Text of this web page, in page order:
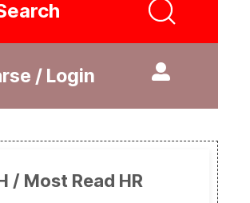
/ Login
/ Most Read HR